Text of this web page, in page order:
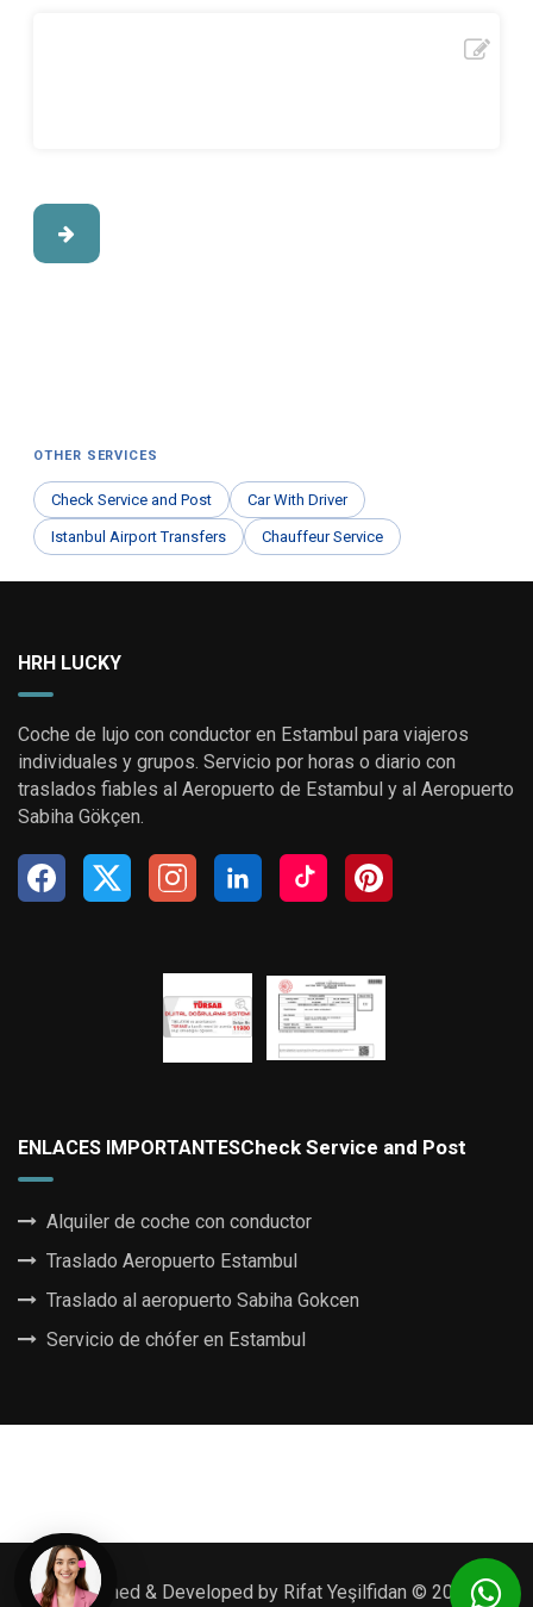
OTHER SERVICES
Check Service and Post Car With Driver
Istanbul Airport Transfers Chauffeur Service
HRH LUCKY
Coche de lujo con conductor en Estambul para viajeros
individuales y grupos. Servicio por horas o diario con
traslados fiables al Aeropuerto de Estambul y al Aeropuerto
Sabiha Gökçen.
ENLACES IMPORTANTESCheck Service and Post
Alquiler de coche con conductor
Traslado Aeropuerto Estambul
Traslado al aeropuerto Sabiha Gokcen
Servicio de chófer en Estambul
Designed & Developed by Rifat Yeşilfidan © 2026